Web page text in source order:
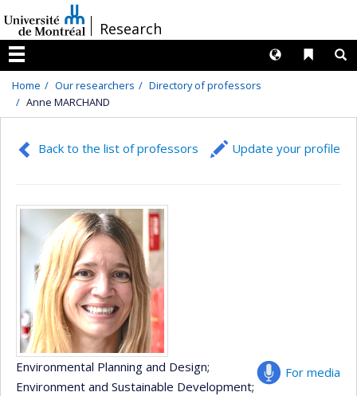
au
contenu
/Research
Menu
Liens
Langues
Home Our researchers
Directory of professors
Anne MARCHAND
Back to the list of professors Update your profile
For media
Environmental Planning and Design;
Environment and Sustainable Development;